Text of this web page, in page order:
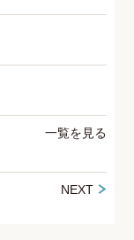
一覧を見る
NEXT